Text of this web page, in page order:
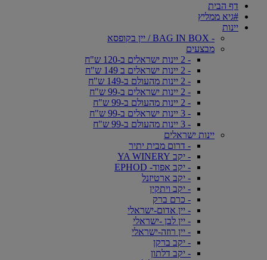
דף הבית
#גיא ממליץ
יינות
- BAG IN BOX / יין בקופסא
מבצעים
- 2 יינות ישראלים ב-120 ש"ח
- 2 יינות ישראלים ב 149 ש"ח
- 2 יינות מהעולם ב-149 ש"ח
- 2 יינות ישראלים ב-99 ש"ח
- 2 יינות מהעולם ב-99 ש"ח
- 3 יינות ישראלים ב-99 ש"ח
- 3 יינות מהעולם ב-99 ש"ח
יינות ישראלים
- דרום מבית יתיר
- יקב YA WINERY
- יקב אפוד- EPHOD
- יקב ארטיזנל
- יקב ויתקין
- כרם ברק
- יין אדום-ישראלי
- יין לבן -ישראלי
- יין רוזה-ישראלי
- יקב ברקן
- יקב דלתון